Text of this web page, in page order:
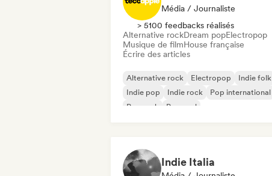
Média / Journaliste
> 5100 feedbacks réalisés
Alternative rockDream popElectropop
Musique de filmHouse française
Écrire des articles
Alternative rock Electropop
Indie folk
Indie pop
Indie rock
Pop international
Pop rock
Pop soul
Indie Italia